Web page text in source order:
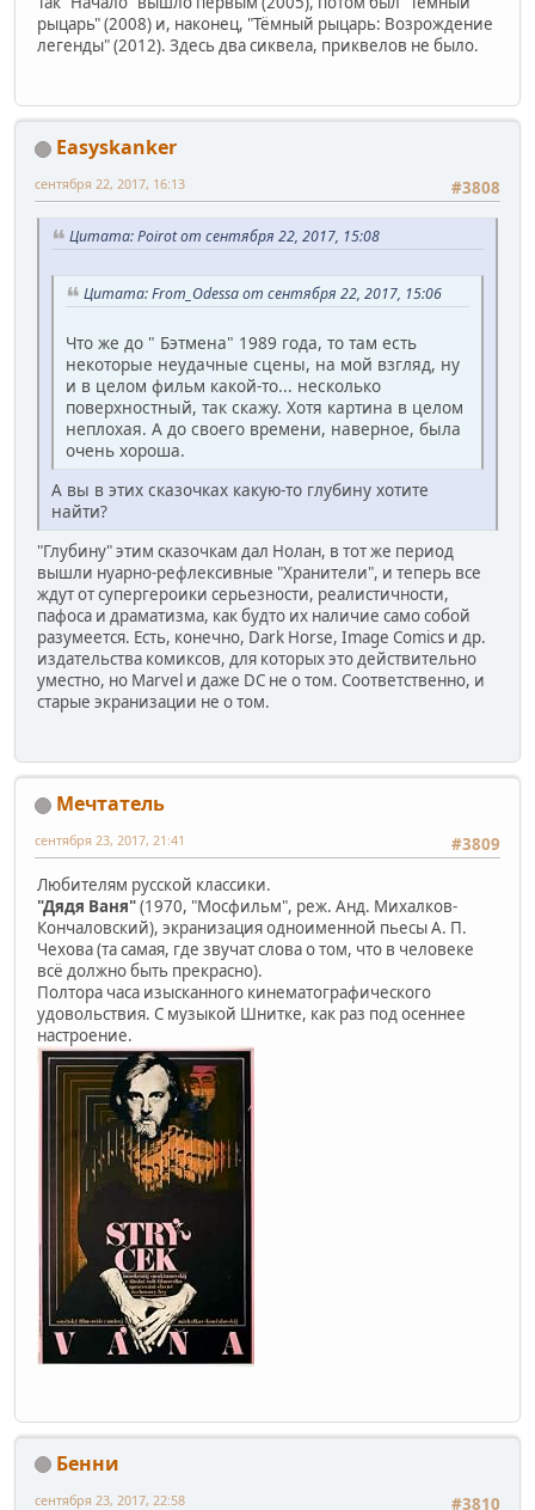
рыцарь" (2008) и, наконец, "Тёмный рыцарь: Возрождение
легенды" (2012). Здесь два сиквела, приквелов не было.
Easyskanker
#3808
сентября 22, 2017, 16:13
Цитата: Poirot от сентября 22, 2017, 15:08
Цитата: From_Odessa от сентября 22, 2017, 15:06
Что же до " Бэтмена" 1989 года, то там есть
некоторые неудачные сцены, на мой взгляд, ну
и в целом фильм какой-то... несколько
поверхностный, так скажу. Хотя картина в целом
неплохая. А до своего времени, наверное, была
очень хороша.
А вы в этих сказочках какую-то глубину хотите
найти?
"Глубину" этим сказочкам дал Нолан, в тот же период
вышли нуарно-рефлексивные "Хранители", и теперь все
ждут от супергероики серьезности, реалистичности,
пафоса и драматизма, как будто их наличие само собой
разумеется. Есть, конечно, Dark Horse, Image Comics и др.
издательства комиксов, для которых это действительно
уместно, но Marvel и даже DC не о том. Соответственно, и
старые экранизации не о том.
Мечтатель
#3809
сентября 23, 2017, 21:41
Любителям русской классики.
"Дядя Ваня"(1970, "Мосфильм", реж. Анд. Михалков-
Кончаловский), экранизация одноименной пьесы А. П.
Чехова (та самая, где звучат слова о том, что в человеке
всё должно быть прекрасно).
Полтора часа изысканного кинематографического
удовольствия. С музыкой Шнитке, как раз под осеннее
настроение.
Бенни
#3810
сентября 23, 2017, 22:58